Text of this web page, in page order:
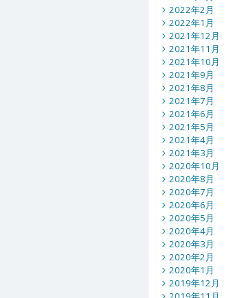
2022年2月
2022年1月
2021年12月
2021年11月
2021年10月
2021年9月
2021年8月
2021年7月
2021年6月
2021年5月
2021年4月
2021年3月
2020年10月
2020年8月
2020年7月
2020年6月
2020年5月
2020年4月
2020年3月
2020年2月
2020年1月
2019年12月